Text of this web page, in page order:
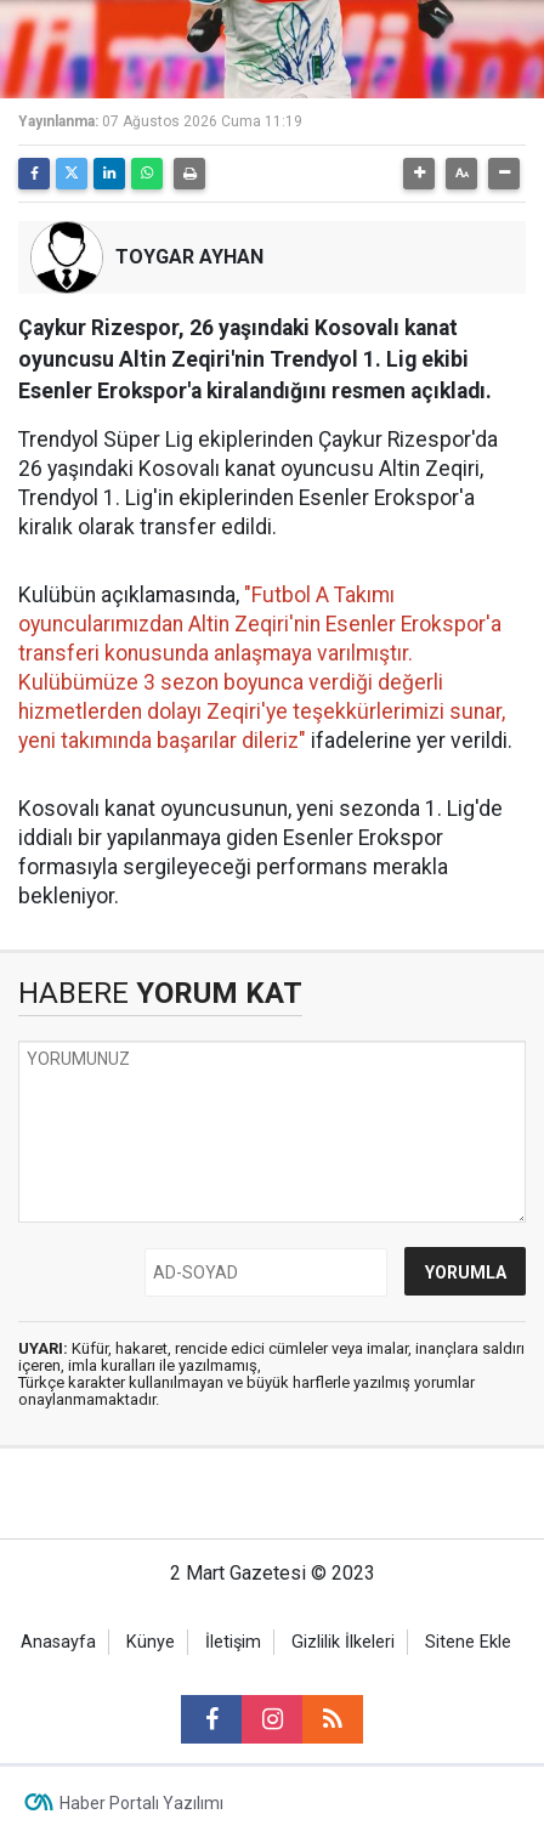
Yayınlanma: 07 Ağustos 2026 Cuma 11:19
TOYGAR AYHAN
Çaykur Rizespor, 26 yaşındaki Kosovalı kanat
oyuncusu Altin Zeqiri'nin Trendyol 1. Lig ekibi
Esenler Erokspor'a kiralandığını resmen açıkladı.
Trendyol Süper Lig ekiplerinden Çaykur Rizespor'da
26 yaşındaki Kosovalı kanat oyuncusu Altin Zeqiri,
Trendyol 1. Lig'in ekiplerinden Esenler Erokspor'a
kiralık olarak transfer edildi.
Kulübün açıklamasında, "Futbol A Takımı
oyuncularımızdan Altin Zeqiri'nin Esenler Erokspor'a
transferi konusunda anlaşmaya varılmıştır.
Kulübümüze 3 sezon boyunca verdiği değerli
hizmetlerden dolayı Zeqiri'ye teşekkürlerimizi sunar,
yeni takımında başarılar dileriz" ifadelerine yer verildi.
Kosovalı kanat oyuncusunun, yeni sezonda 1. Lig'de
iddialı bir yapılanmaya giden Esenler Erokspor
formasıyla sergileyeceği performans merakla
bekleniyor.
HABERE YORUM KAT
UYARI: Küfür, hakaret, rencide edici cümleler veya imalar, inançlara saldırı
içeren, imla kuralları ile yazılmamış,
Türkçe karakter kullanılmayan ve büyük harflerle yazılmış yorumlar
onaylanmamaktadır.
2 Mart Gazetesi © 2023
Anasayfa Künye İletişim Gizlilik İlkeleri Sitene Ekle
Haber Portalı Yazılımı